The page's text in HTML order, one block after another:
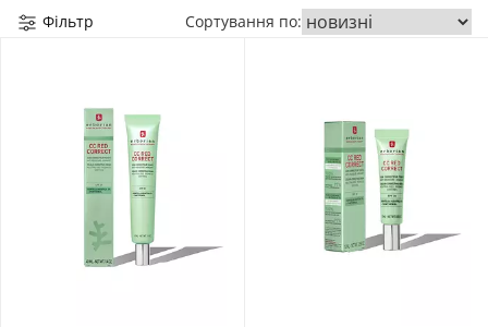
Фільтр Сортування по: